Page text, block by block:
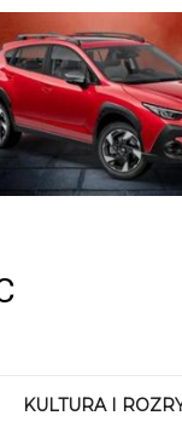
KULTURA I